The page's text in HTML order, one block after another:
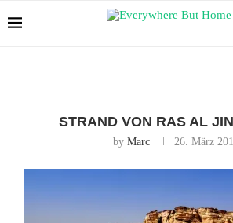
STRAND VON RAS AL
by Marc 26. März